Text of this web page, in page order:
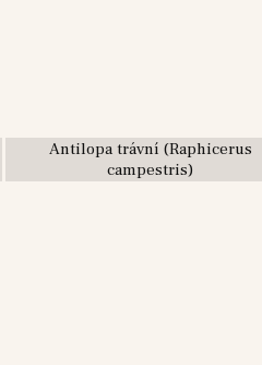
Antilopa trávní (Raphicerus
campestris)